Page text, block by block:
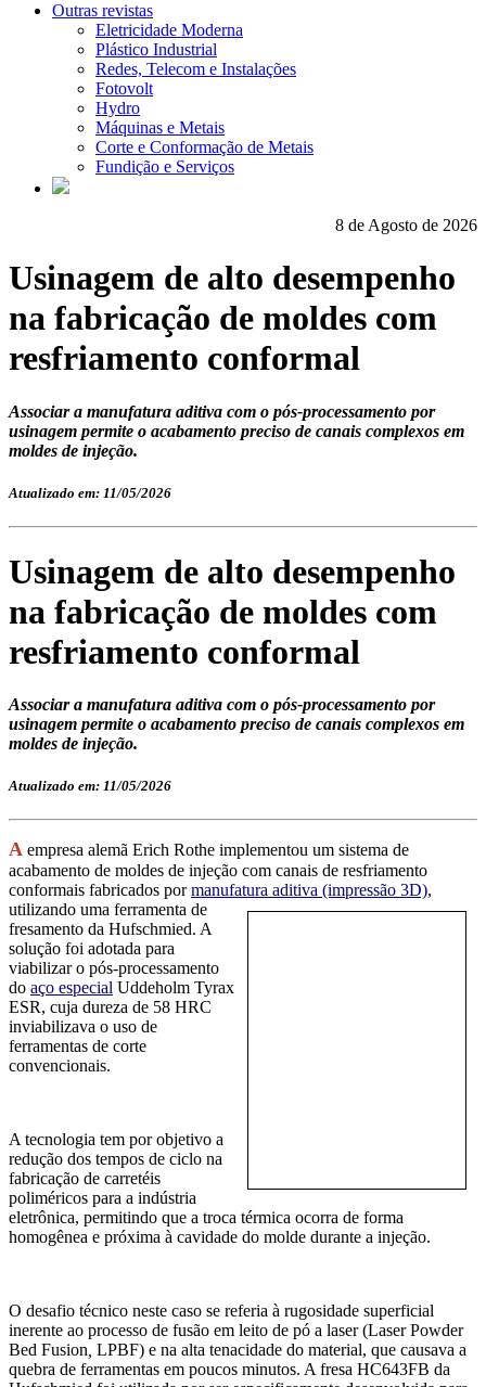
Outras revistas
Eletricidade Moderna
Plástico Industrial
Redes, Telecom e Instalações
Fotovolt
Hydro
Máquinas e Metais
Corte e Conformação de Metais
Fundição e Serviços
8 de Agosto de 2026
Usinagem de alto desempenho
na fabricação de moldes com
resfriamento conformal
Associar a manufatura aditiva com o pós-processamento por
usinagem permite o acabamento preciso de canais complexos em
moldes de injeção.
Atualizado em: 11/05/2026
Usinagem de alto desempenho
na fabricação de moldes com
resfriamento conformal
Associar a manufatura aditiva com o pós-processamento por
usinagem permite o acabamento preciso de canais complexos em
moldes de injeção.
Atualizado em: 11/05/2026
A empresa alemã Erich Rothe implementou um sistema de
acabamento de moldes de injeção com canais de resfriamento
conformais fabricados pormanufatura aditiva (impressão 3D),
utilizando uma ferramenta de
fresamento da Hufschmied. A
solução foi adotada para
viabilizar o pós-processamento
do aço especial Uddeholm Tyrax
ESR, cuja dureza de 58 HRC
inviabilizava o uso de
ferramentas de corte
convencionais.
A tecnologia tem por objetivo a
redução dos tempos de ciclo na
fabricação de carretéis
poliméricos para a indústria
eletrônica, permitindo que a troca térmica ocorra de forma
homogênea e próxima à cavidade do molde durante a injeção.
O desafio técnico neste caso se referia à rugosidade superficial
inerente ao processo de fusão em leito de pó a laser (Laser Powder
Bed Fusion, LPBF) e na alta tenacidade do material, que causava a
quebra de ferramentas em poucos minutos. A fresa HC643FB da